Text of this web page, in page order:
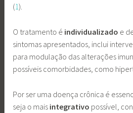
(1).
O tratamento é individualizado e
sintomas apresentados, inclui
para modulação das alterações
possíveis comorbidades, como
Por ser uma doença crônica é
seja o mais integrativo possível,